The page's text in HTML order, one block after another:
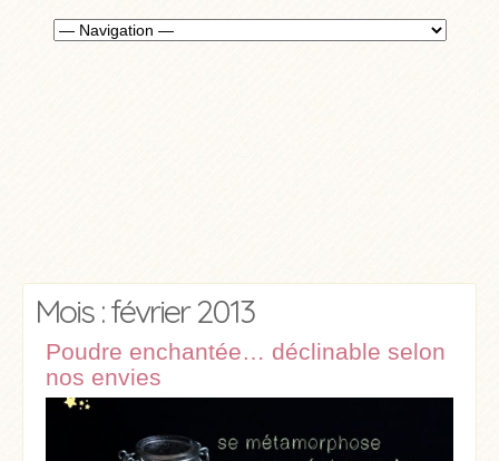
Mois : février 2013
Poudre enchantée… déclinable selon
nos envies